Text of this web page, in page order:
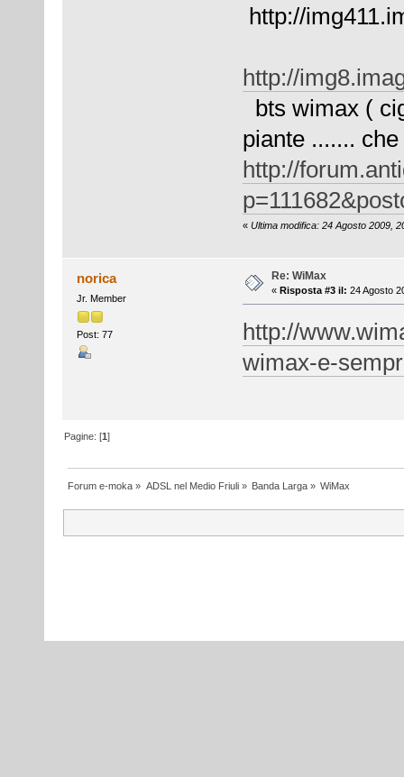
http://
http://
bts wimax (
piante .......
http://
« Ultima modifica: 24 Agosto 2009,
norica
Jr. Member
Post: 77
Re: WiMax
« Risposta #3 il: 24 Agosto
http://
wimax-e-
Pagine: [1]
Forum e-moka » ADSL nel Medio Friuli» Banda Larga» WiMax